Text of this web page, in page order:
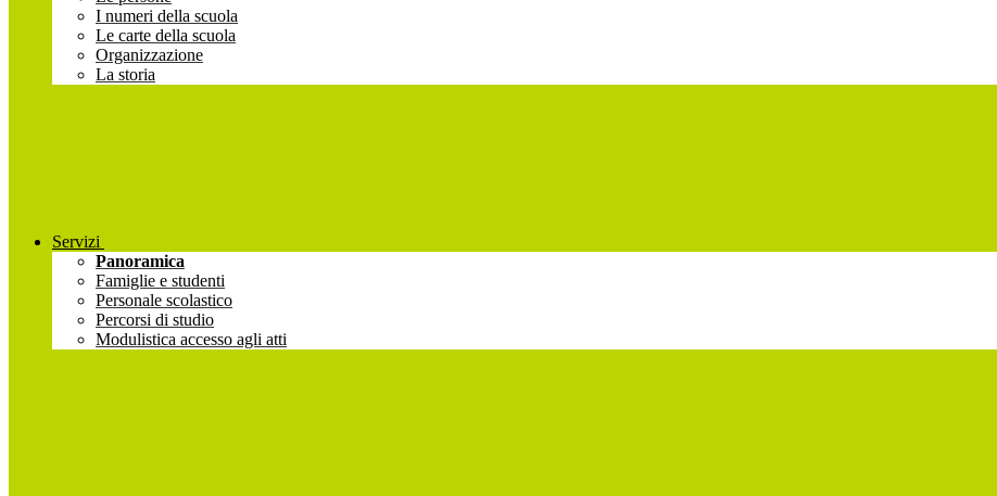
I numeri della scuola
Le carte della scuola
Organizzazione
La storia
Servizi
Panoramica
Famiglie e studenti
Personale scolastico
Percorsi di studio
Modulistica accesso agli atti